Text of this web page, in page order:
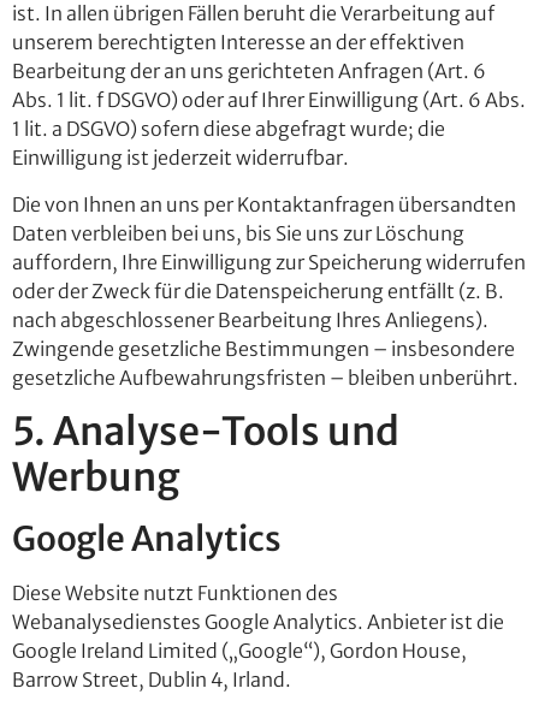
ist. In allen übrigen Fällen beruht die Verarbeitung auf
unserem berechtigten Interesse an der effektiven
Bearbeitung der an uns gerichteten Anfragen (Art. 6
Abs. 1 lit. f DSGVO) oder auf Ihrer Einwilligung (Art. 6 Abs.
1 lit. a DSGVO) sofern diese abgefragt wurde; die
Einwilligung ist jederzeit widerrufbar.
Die von Ihnen an uns per Kontaktanfragen übersandten
Daten verbleiben bei uns, bis Sie uns zur Löschung
auffordern, Ihre Einwilligung zur Speicherung widerrufen
oder der Zweck für die Datenspeicherung entfällt (z. B.
nach abgeschlossener Bearbeitung Ihres Anliegens).
Zwingende gesetzliche Bestimmungen – insbesondere
gesetzliche Aufbewahrungsfristen – bleiben unberührt.
5. Analyse-Tools und
Werbung
Google Analytics
Diese Website nutzt Funktionen des
Webanalysedienstes Google Analytics. Anbieter ist die
Google Ireland Limited („Google“), Gordon House,
Barrow Street, Dublin 4, Irland.